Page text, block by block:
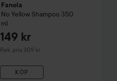
Fanola
No Yellow Shampoo 350
ml
149 kr
Rek. pris 309 kr
Rekommenderat pris 309 kr
KÖP